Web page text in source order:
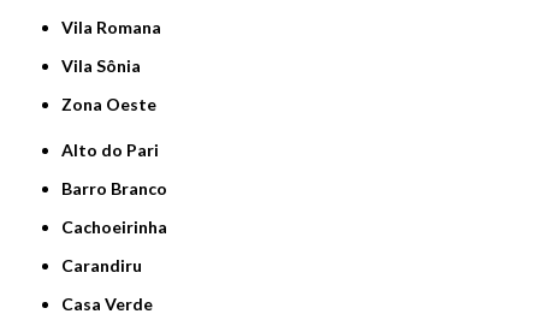
Vila Romana
Vila Sônia
Zona Oeste
Alto do Pari
Barro Branco
Cachoeirinha
Carandiru
Casa Verde